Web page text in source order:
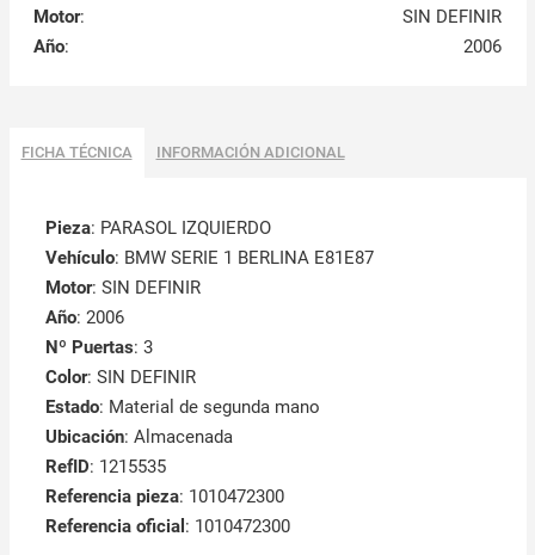
Motor:
SIN DEFINIR
Año: 2006
FICHA TÉCNICA INFORMACIÓN ADICIONAL
Pieza: PARASOL IZQUIERDO
Vehículo: BMW SERIE 1 BERLINA E81E87
Motor: SIN DEFINIR
Año: 2006
Nº Puertas: 3
Color: SIN DEFINIR
Estado: Material de segunda mano
Ubicación: Almacenada
RefID: 1215535
Referencia pieza: 1010472300
Referencia oficial : 1010472300